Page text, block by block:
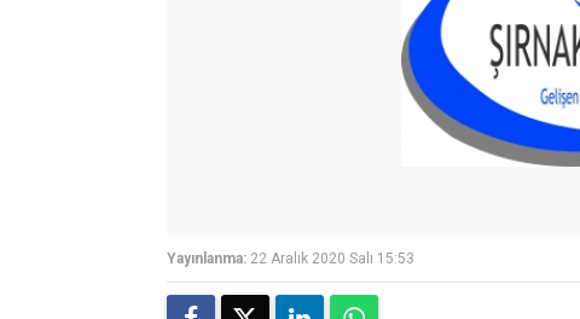
Yayınlanma: 22 Aralık 2020 Salı 15:53